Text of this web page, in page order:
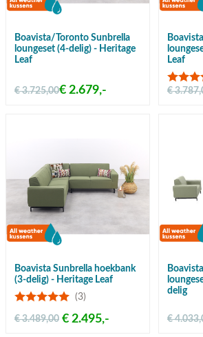
Boavista/Toronto Sunbrella
loungeset (4-delig) - Heritage
Leaf
€ 3.725,00€ 2.679,-
Leaf
€
Boavista Sunbrella hoekbank
(3-delig) - Heritage Leaf
(3)
€ 2.495,-
€ 3.489,00
delig
€